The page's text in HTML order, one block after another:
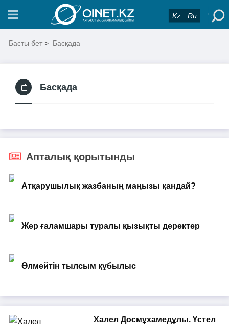
Kz Ru
Басты бет > Басқада
Басқада
Апталық қорытынды
Атқарушылық жазбаның маңызы қандай?
Жер ғаламшары туралы қызықты деректер
Өлмейтін тылсым құбылыс
Халел Досмұхамедұлы. Үстел